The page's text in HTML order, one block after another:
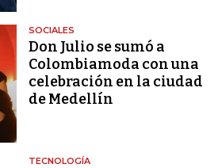
SOCIALES
Don Julio se sumó a
Colombiamoda con una
celebración en la ciudad
de Medellín
TECNOLOGÍA